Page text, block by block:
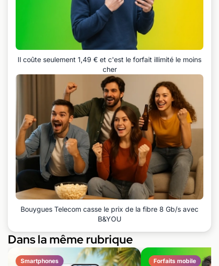
Il coûte seulement 1,49 € et c'est le forfait illimité le moins
cher
Bouygues Telecom casse le prix de la fibre 8 Gb/s avec
B&YOU
Dans la même rubrique
Smartphones Forfaits mobile